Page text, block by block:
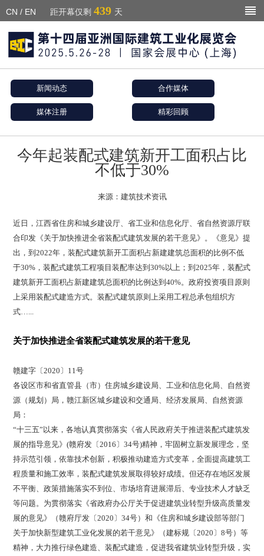
CN / EN 距开幕仅剩 439 天
新闻动态 合作媒体
媒体注册 精彩回顾
今年起装配式建筑新开工面积占比
不低于30%
来源：建筑技术资讯
近日，江西省住房和城乡建设厅、省工业和信息化厅、省自然资源厅联
合印发《关于加快推进全省装配式建筑发展的若干意见》。《意见》提
出，到2022年，装配式建筑新开工面积占新建建筑总面积的比例不低
于30%，装配式建筑工程项目装配率达到30%以上；到2025年，装配式
建筑新开工面积占新建建筑总面积的比例达到40%。政府投资项目原则
上采用装配式建造方式。装配式建筑原则上采用工程总承包组织方
式…...
关于加快推进全省装配式建筑发展的若干意见
赣建字〔2020〕11号
各设区市和省直管县（市）住房城乡建设局、工业和信息化局、自然资
源（规划）局，赣江新区城乡建设和交通局、经济发展局、自然资源
局：
“十三五”以来，各地认真贯彻落实《省人民政府关于推进装配式建筑发
展的指导意见》(赣府发〔2016〕34号)精神，牢固树立新发展理念，坚
持示范引领，依靠技术创新，积极推动建造方式变革，全面提高建筑工
程质量和施工效率，装配式建筑发展取得较好成绩。但还存在地区发展
不平衡、政策措施落实不到位、市场培育进展滞后、专业技术人才缺乏
等问题。为贯彻落实《省政府办公厅关于促进建筑业转型升级高质量发
展的意见》（赣府厅发〔2020〕34号）和《住房和城乡建设部等部门
关于加快新型建筑工业化发展的若干意见》（建标规〔2020〕8号）等
精神，大力推行绿色建造、装配式建造，促进我省建筑业转型升级，实